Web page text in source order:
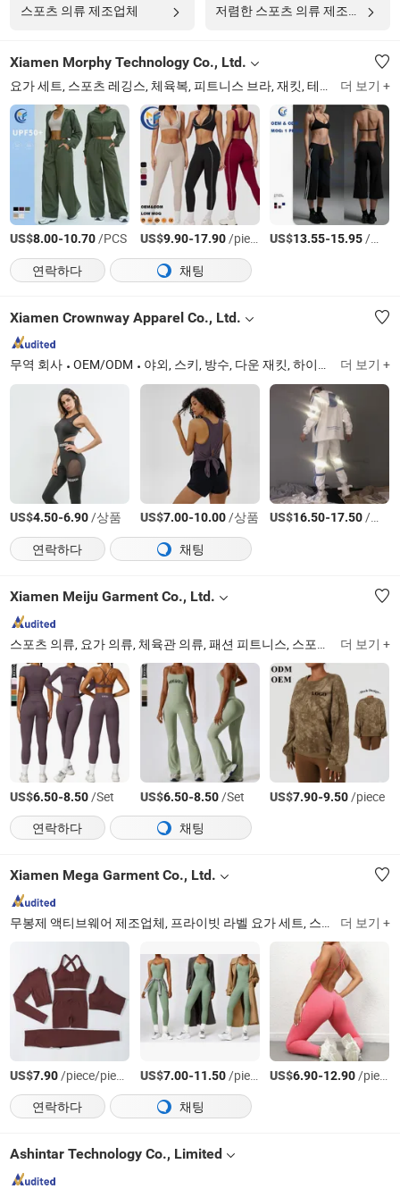
스포츠 의류 제조업체
Xiamen Morphy Technology Co., Ltd.
요가 세트, 스포츠 레깅스, 체육복, 피트니스 브라, 재킷, 테니스 드레스, 훈련복, 남성 티셔츠, 남성 반바지, 수영복 더 보기 +
US$8.00-10.70/PCS US$9.90-17.90/piece US$13.55-15.95/세트
연락하다
채팅
Xiamen Crownway Apparel Co., Ltd.
무역 회사 OEM/ODM 야외, 스키, 방수, 다운 재킷, 하이킹, 캠핑, 스키 바지, 요가, 체육관, 피트니스 의류 더 보기 +
US$4.50-6.90/상품 US$7.00-10.00/상품 US$16.50-17.50/상품
연락하다
채팅
Xiamen Meiju Garment Co., Ltd.
스포츠 의류, 요가 의류, 체육관 의류, 패션 피트니스, 스포츠웨어, 후드티, 스포츠웨어 피트니스 의류, 트랙수트, 수영복, 남성 스포츠웨어 더 보기 +
US$6.50-8.50/Set US$6.50-8.50/Set US$7.90-9.50/piece
연락하다
채팅
Xiamen Mega Garment Co., Ltd.
무봉제 액티브웨어 제조업체, 프라이빗 라벨 요가 세트, 스포츠 브라 및 레깅스 OEM, 무봉제 요가 세트, 하이웨이스트 레깅스, 스포츠 브라 세트, 남성 액티브웨어, 수영복 OEM 더 보기 +
US$7.90/piece/pieces US$7.00-11.50/piece/pieces US$6.90-12.90/piece/pieces
연락하다
채팅
Ashintar Technology Co., Limited